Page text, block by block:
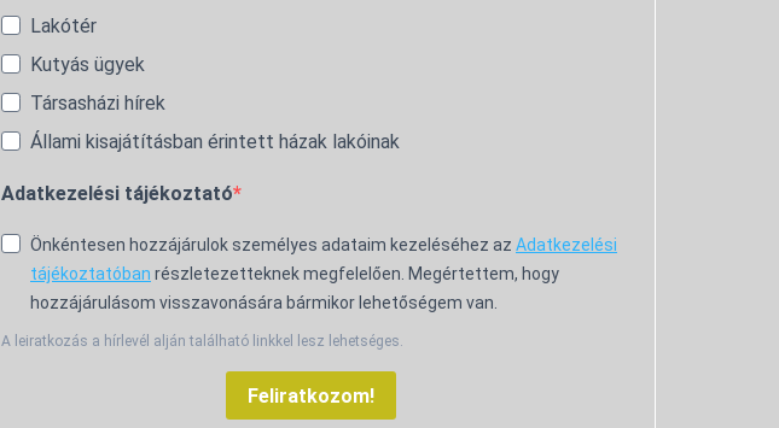
Lakótér
Kutyás ügyek
Társasházi hírek
Állami kisajátításban érintett házak lakóinak
Adatkezelési tájékoztató
Önkéntesen hozzájárulok személyes adataim kezeléséhez az Adatkezelési
tájékoztatóban részletezetteknek megfelelően. Megértettem, hogy
hozzájárulásom visszavonására bármikor lehetőségem van.
A leiratkozás a hírlevél alján található linkkel lesz lehetséges.
Feliratkozom!